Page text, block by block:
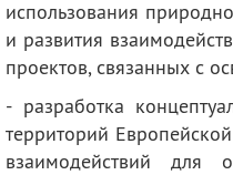
использования
и развития
проектов, связанных с
- разработка
территорий
взаимодействий для